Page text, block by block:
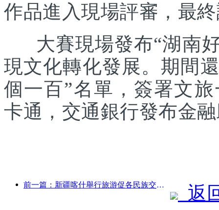
作品進入現場評審，最
大賽現場發布“湖南好
現文化轉化發展。期間
個一百”名單，簽署文
卡通，交通銀行發布金
前一篇：新疆喀什舉行旅游促各民族交流推廣活動 返